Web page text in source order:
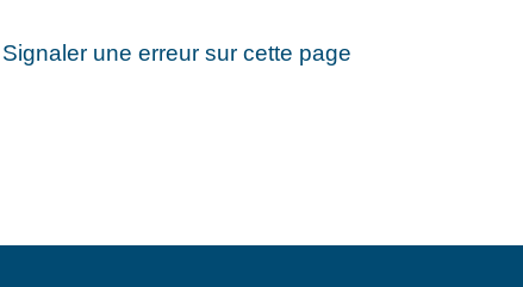
Signaler une erreur sur cette page